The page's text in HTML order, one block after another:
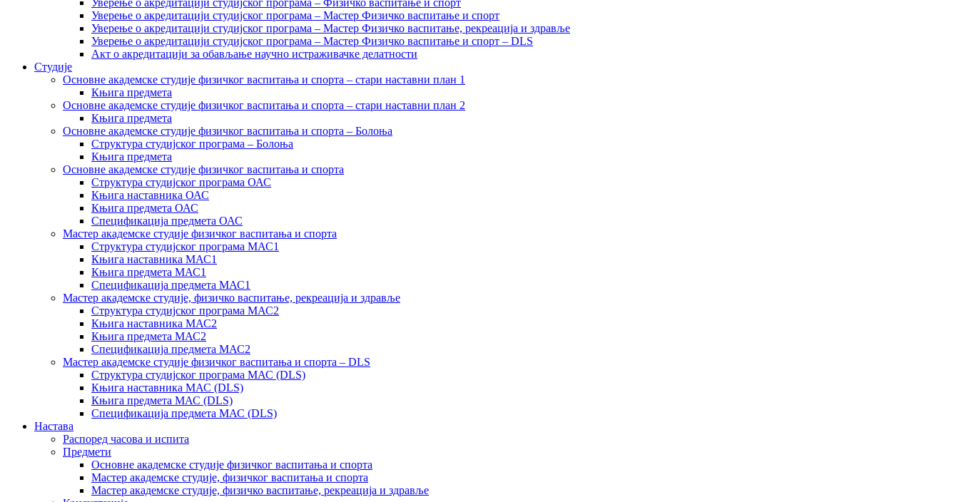
Уверење о акредитацији студијског програма – Физичко васпитање и спорт
Уверење о акредитацији студијског програма – Мастер Физичко васпитање и спорт
Уверење о акредитацији студијског програма – Мастер Физичко васпитање, рекреација и здравље
Уверење о акредитацији студијског програма – Мастер Физичко васпитање и спорт – DLS
Акт о акредитацији за обављање научно истраживачке делатности
Студије
Основне академске студије физичког васпитања и спорта – стари наставни план 1
Књига предмета
Основне академске студије физичког васпитања и спорта – стари наставни план 2
Књига предмета
Основне академске студије физичког васпитања и спорта – Болоња
Структура студијског програма – Болоња
Књига предмета
Основне академске студије физичког васпитања и спорта
Структура студијског програма ОАС
Књига наставника ОАС
Књига предмета ОАС
Спецификација предмета ОАС
Мастер академске студије физичког васпитања и спорта
Структура студијског програма МАС1
Књига наставника МАС1
Књига предмета МАС1
Спецификација предмета МАС1
Мастер академске студије, физичко васпитање, рекреација и здравље
Структура студијског програма МАС2
Књига наставника МАС2
Књига предмета МАС2
Спецификација предмета МАС2
Мастер академске студије физичког васпитања и спорта – DLS
Структура студијског програма МАС (DLS)
Књига наставника МАС (DLS)
Књига предмета МАС (DLS)
Спецификација предмета МАС (DLS)
Настава
Распоред часова и испита
Предмети
Основне академске студије физичког васпитања и спорта
Мастер академске студије, физичког васпитања и спорта
Мастер академске студије, физичко васпитање, рекреација и здравље